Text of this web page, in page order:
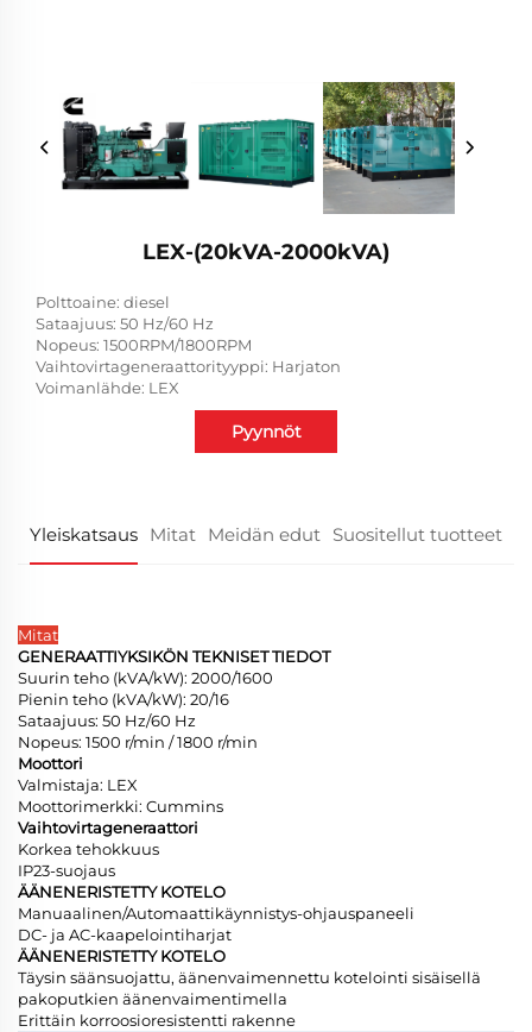
LEX-(20kVA-2000kVA)
Polttoaine: diesel
Sataajuus: 50 Hz/60 Hz
Nopeus: 1500RPM/1800RPM
Vaihtovirtageneraattorityyppi: Harjaton
Voimanlähde: LEX
Pyynnöt
Yleiskatsaus Mitat Meidän edut Suositellut tuotteet
Mitat
GENERAATTIYKSIKÖN TEKNISET TIEDOT
Suurin teho (kVA/kW): 2000/1600
Pienin teho (kVA/kW): 20/16
Sataajuus: 50 Hz/60 Hz
Nopeus: 1500 r/min / 1800 r/min
Moottori
Valmistaja: LEX
Moottorimerkki: Cummins
Vaihtovirtageneraattori
Korkea tehokkuus
IP23-suojaus
ÄÄNENERISTETTY KOTELO
Manuaalinen/Automaattikäynnistys-ohjauspaneeli
DC- ja AC-kaapelointiharjat
ÄÄNENERISTETTY KOTELO
Täysin säänsuojattu, äänenvaimennettu kotelointi sisäisellä
pakoputkien äänenvaimentimella
Erittäin korroosioresistentti rakenne